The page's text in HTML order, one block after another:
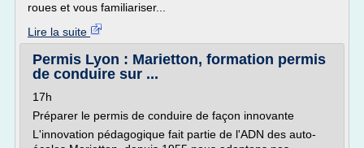
roues et vous familiariser...
Lire la suite
Permis Lyon : Marietton, formation permis
de conduire sur ...
17h
Préparer le permis de conduire de façon innovante
L'innovation pédagogique fait partie de l'ADN des auto-